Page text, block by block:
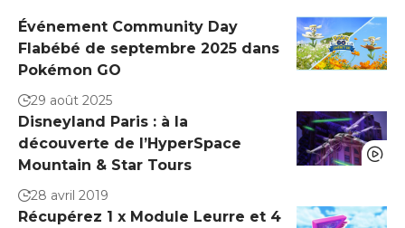
Événement Community Day
Flabébé de septembre 2025 dans
Pokémon GO
29 août 2025
Disneyland Paris : à la
découverte de l’HyperSpace
Mountain & Star Tours
28 avril 2019
Récupérez 1 x Module Leurre et 4